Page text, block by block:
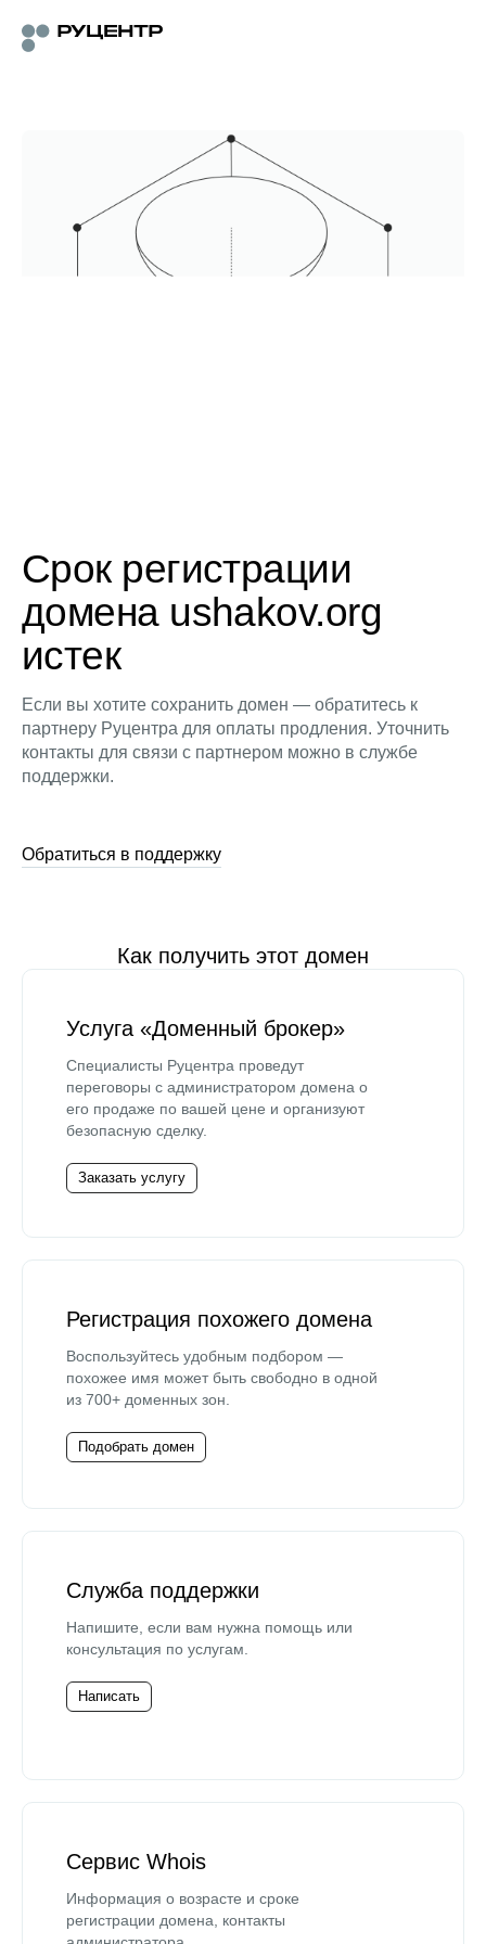
Срок регистрации
домена ushakov.org
истек
Если вы хотите сохранить домен — обратитесь к
партнеру Руцентра для оплаты продления. Уточнить
контакты для связи с партнером можно в службе
поддержки.
Обратиться в поддержку
Как получить этот домен
Услуга «Доменный брокер»
Специалисты Руцентра проведут
переговоры с администратором домена о
его продаже по вашей цене и организуют
безопасную сделку.
Заказать услугу
Регистрация похожего домена
Воспользуйтесь удобным подбором —
похожее имя может быть свободно в одной
из 700+ доменных зон.
Подобрать домен
Служба поддержки
Напишите, если вам нужна помощь или
консультация по услугам.
Написать
Сервис Whois
Информация о возрасте и сроке
регистрации домена, контакты